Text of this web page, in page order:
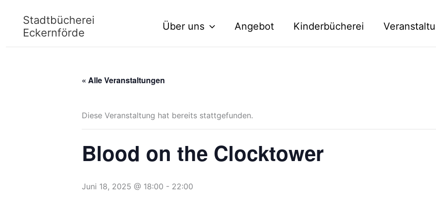
springen
Stadtbücherei
Eckernförde
Über uns Angebot Kinderbücherei
« Alle Veranstaltungen
Diese Veranstaltung hat bereits stattgefunden.
Blood on the Clocktower
Juni 18, 2025 @ 18:00 - 22:00